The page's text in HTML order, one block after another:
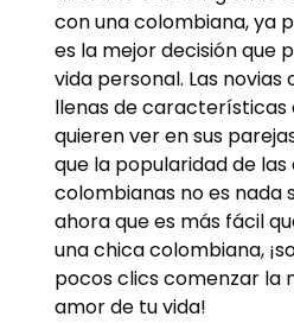
con una colombiana, ya
es la mejor decisión que
vida personal. Las
llenas de características
quieren ver en sus
que la popularidad de las
colombianas no es nada
ahora que es más fácil
una chica colombiana,
pocos clics comenzar la
amor de tu vida!